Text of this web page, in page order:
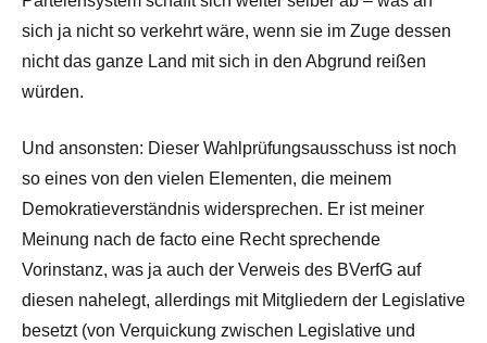
sich ja nicht so verkehrt wäre, wenn sie im Zuge dessen
nicht das ganze Land mit sich in den Abgrund reißen
würden.
Und ansonsten: Dieser Wahlprüfungsausschuss ist noch
so eines von den vielen Elementen, die meinem
Demokratieverständnis widersprechen. Er ist meiner
Meinung nach de facto eine Recht sprechende
Vorinstanz, was ja auch der Verweis des BVerfG auf
diesen nahelegt, allerdings mit Mitgliedern der Legislative
besetzt (von Verquickung zwischen Legislative und